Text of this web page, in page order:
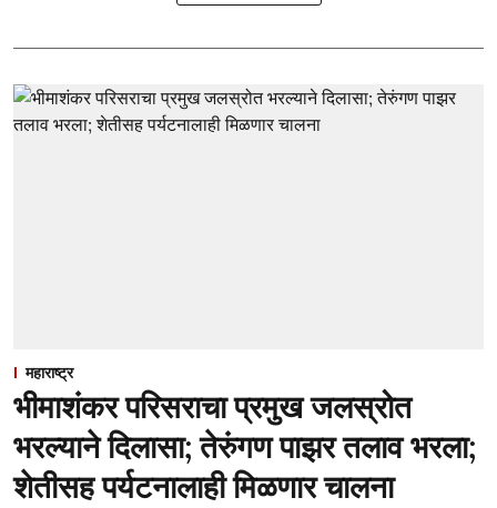
महाराष्ट्र
भीमाशंकर परिसराचा प्रमुख जलस्रोत
भरल्याने दिलासा; तेरुंगण पाझर तलाव भरला;
शेतीसह पर्यटनालाही मिळणार चालना